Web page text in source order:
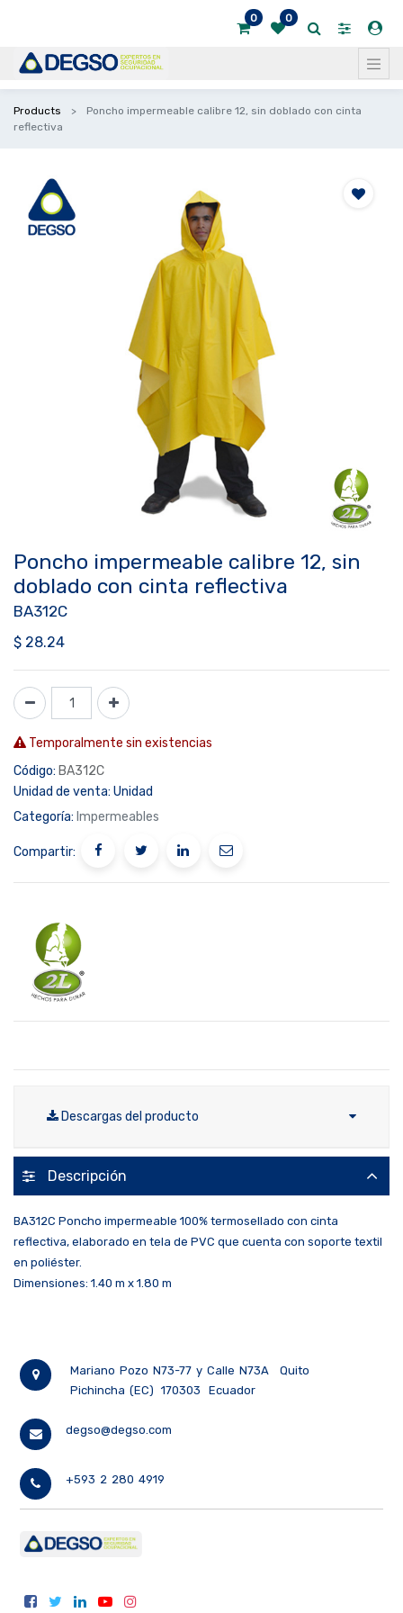
0 0
Products
Poncho impermeable calibre 12, sin doblado con cinta
reflectiva
Poncho impermeable calibre 12, sin
doblado con cinta reflectiva
BA312C
$ 28.24
Temporalmente sin existencias
Código: BA312C
Unidad de venta: Unidad
Categoría: Impermeables
Compartir:
Descargas del producto
Descripción
BA312C Poncho impermeable 100% termosellado con cinta
reflectiva, elaborado en tela de PVC que cuenta con soporte textil
en poliéster.
Dimensiones: 1.40 m x 1.80 m
Mariano Pozo N73-77 y Calle N73A
Quito
Pichincha (EC)
170303 Ecuador
degso@degso.com
+593 2 280 4919